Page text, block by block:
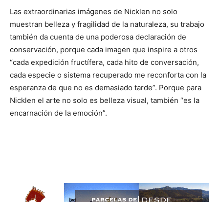
Las extraordinarias imágenes de Nicklen no solo
muestran belleza y fragilidad de la naturaleza, su trabajo
también da cuenta de una poderosa declaración de
conservación, porque cada imagen que inspire a otros
“cada expedición fructífera, cada hito de conversación,
cada especie o sistema recuperado me reconforta con la
esperanza de que no es demasiado tarde”. Porque para
Nicklen el arte no solo es belleza visual, también “es la
encarnación de la emoción”.